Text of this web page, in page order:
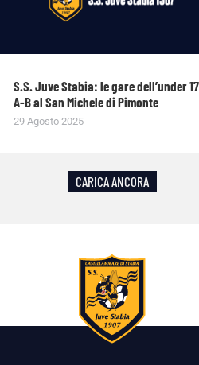
S.S. Juve Stabia: le gare dell’under 17
A-B al San Michele di Pimonte
29 Agosto 2025
CARICA ANCORA